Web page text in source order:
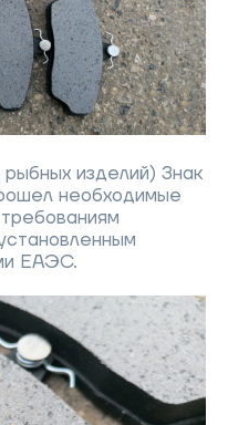
изделий) Знак
необходимые
ЕАЭС.